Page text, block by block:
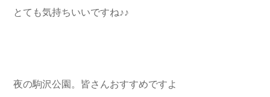
とても気持ちいいですね♪♪
夜の駒沢公園。皆さんおすすめですよ